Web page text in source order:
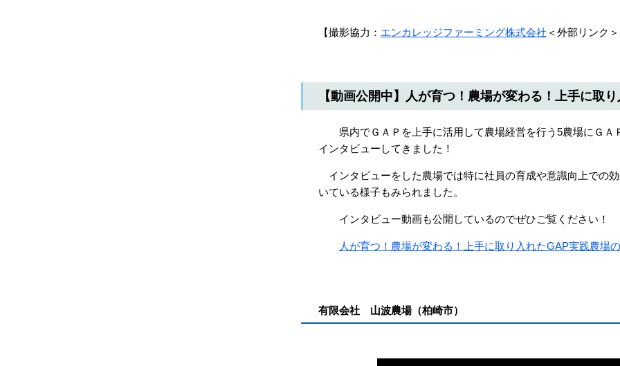
【撮影協力： エンカレッジファーミング株式会社 ＜外部リンク＞
【動画公開中】人が育つ！農場が変わる！上手に取
県内でＧＡＰを上手に活用して農場経営を行う5農場にＧ
インタビューしてきました！
インタビューをした農場では特に社員の育成や意識向上での
いている様子もみられました。
インタビュー動画も公開しているのでぜひご覧ください！
人が育つ！農場が変わる！上手に取り入れたGAP実践農場
有限会社 山波農場（柏崎市）